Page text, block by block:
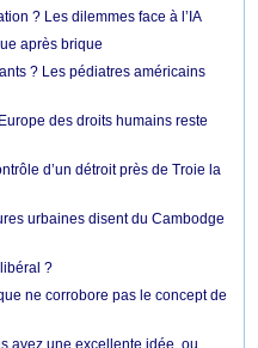
? Les dilemmes face à l’IA
après brique
? Les pédiatres américains
des droits humains reste
d’un détroit près de Troie la
urbaines disent du Cambodge
?
ne corrobore pas le concept de
avez une excellente idée, ou